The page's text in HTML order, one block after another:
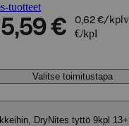
tuotteet
5,59 € 0,62 €/kpl
€/kpl
Valitse toimitustapa
DryNites tyttö 9kpl